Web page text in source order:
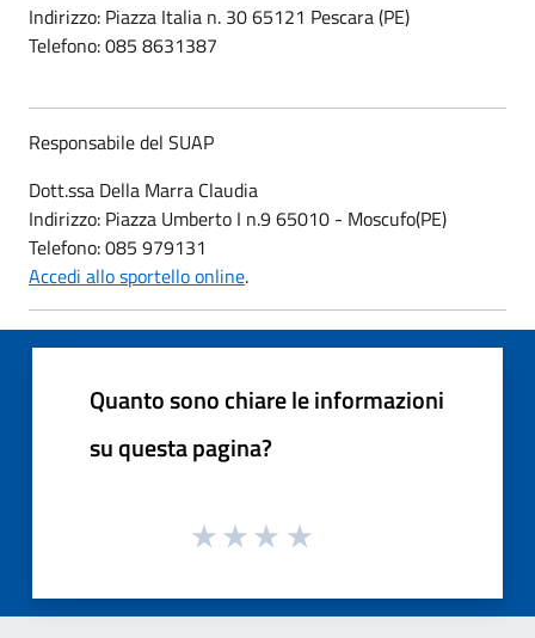
Indirizzo: Piazza Italia n. 30 65121 Pescara (PE)
Telefono: 085 8631387
Responsabile del SUAP
Dott.ssa Della Marra Claudia
Indirizzo: Piazza Umberto I n.9 65010 - Moscufo(PE)
Telefono: 085 979131
Accedi allo sportello online.
Quanto sono chiare le informazioni
su questa pagina?